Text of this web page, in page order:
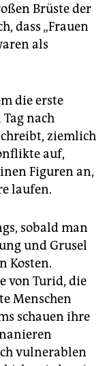
Brüste der
dass „Frauen
als
die erste
nach
ziemlich
auf,
Figuren an,
laufen.
sobald man
und Grusel
Kosten.
von ­Turid, die
Menschen
schauen ihre
vulnerablen